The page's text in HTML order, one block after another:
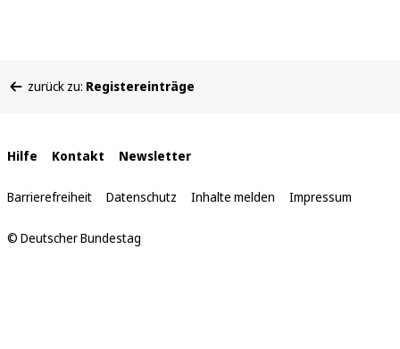
befinden
zurück zu: Registereinträge
Interne
Links
Hilfe Kontakt Newsletter
Barrierefreiheit Datenschutz Inhalte melden Impressum
© Deutscher Bundestag